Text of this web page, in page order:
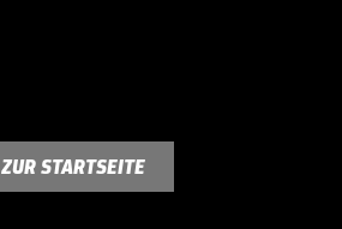
ZUR STARTSEITE